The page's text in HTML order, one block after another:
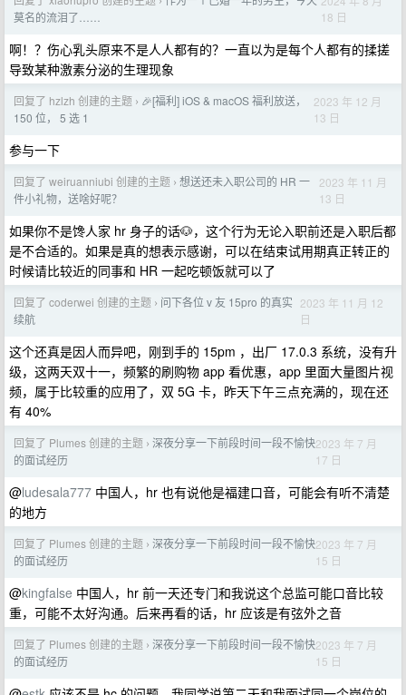
莫名的流泪了……
18 日
啊！？伤心乳头原来不是人人都有的？一直以为是每个人都有的揉搓
导致某种激素分泌的生理现象
回复了 hzlzh 创建的主题 › 🎉[福利] iOS & macOS 福利放送，
150 位， 5 选 1
2023 年 12 月
13 日
参与一下
回复了 weiruanniubi 创建的主题 › 想送还未入职公司的 HR 一
件小礼物，送啥好呢？
2023 年 11 月
13 日
如果你不是馋人家 hr 身子的话🐶，这个行为无论入职前还是入职后都
是不合适的。如果是真的想表示感谢，可以在结束试用期真正转正的
时候请比较近的同事和 HR 一起吃顿饭就可以了
回复了 coderwei 创建的主题 › 问下各位 v 友 15pro 的真实
续航
2023 年 11 月 12
日
这个还真是因人而异吧，刚到手的 15pm ，出厂 17.0.3 系统，没有升
级，这两天双十一，频繁的刷购物 app 看优惠，app 里面大量图片视
频，属于比较重的应用了，双 5G 卡，昨天下午三点充满的，现在还
有 40%
回复了 Plumes 创建的主题 › 深夜分享一下前段时间一段不愉快
的面试经历
2023 年 7 月
17 日
@ludesala777 中国人，hr 也有说他是福建口音，可能会有听不清楚
的地方
回复了 Plumes 创建的主题 › 深夜分享一下前段时间一段不愉快
的面试经历
2023 年 7 月
15 日
@kingfalse 中国人，hr 前一天还专门和我说这个总监可能口音比较
重，可能不太好沟通。后来再看的话，hr 应该是有弦外之音
回复了 Plumes 创建的主题 › 深夜分享一下前段时间一段不愉快
的面试经历
2023 年 7 月
15 日